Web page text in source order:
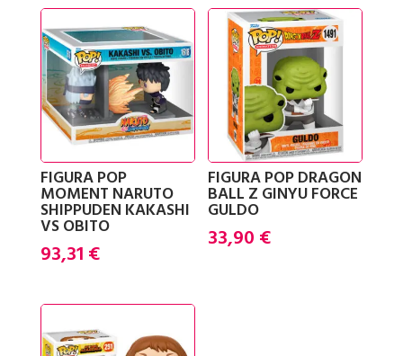
FIGURA POP
MOMENT NARUTO
SHIPPUDEN KAKASHI
VS OBITO
93,31 €
FIGURA POP DRAGON
BALL Z GINYU FORCE
GULDO
33,90 €